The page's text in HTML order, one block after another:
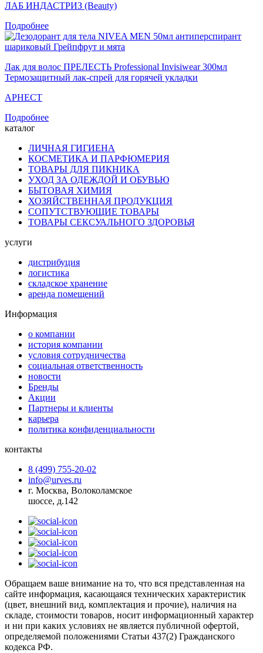
ЛАБ ИНДАСТРИЗ (Beauty)
Подробнее
Лак для волос ПРЕЛЕСТЬ Professional Invisiwear 300мл
Термозащитный лак-спрей для горячей укладки
АРНЕСТ
Подробнее
каталог
ЛИЧНАЯ ГИГИЕНА
КОСМЕТИКА И ПАРФЮМЕРИЯ
ТОВАРЫ ДЛЯ ПИКНИКА
УХОД ЗА ОДЕЖДОЙ И ОБУВЬЮ
БЫТОВАЯ ХИМИЯ
ХОЗЯЙСТВЕННАЯ ПРОДУКЦИЯ
СОПУТСТВУЮЩИЕ ТОВАРЫ
ТОВАРЫ СЕКСУАЛЬНОГО ЗДОРОВЬЯ
услуги
дистрибуция
логистика
складское хранение
аренда помещений
Информация
о компании
история компании
условия сотрудничества
социальная ответственность
новости
Бренды
Акции
Партнеры и клиенты
карьера
политика конфиденциальности
контакты
8 (499) 755-20-02
info@urves.ru
г. Москва, Волоколамское
шоссе, д.142
Обращаем ваше внимание на то, что вся представленная на
сайте информация, касающаяся технических характеристик
(цвет, внешний вид, комплектация и прочие), наличия на
складе, стоимости товаров, носит информационный характер
и ни при каких условиях не является публичной офертой,
определяемой положениями Статьи 437(2) Гражданского
кодекса РФ.